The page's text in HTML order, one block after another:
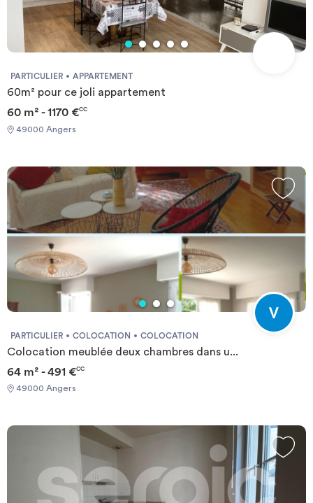
PARTICULIER APPARTEMENT
60m² pour ce joli appartement
60 m² - 1170 €CC
49000 Angers
PARTICULIER COLOCATION COLOCATION
Colocation meublée deux chambres dans u...
64 m² - 491 €CC
49000 Angers